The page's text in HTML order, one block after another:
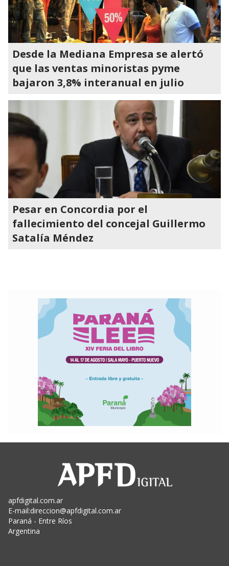
Desde la Mediana Empresa se alertó
que las ventas minoristas pyme
bajaron 3,8% interanual en julio
Pesar en Concordia por el
fallecimiento del concejal Guillermo
Satalía Méndez
apfdigital.com.ar
E-mail:direccion@apfdigital.com.ar
Paraná - Entre Ríos
Argentina